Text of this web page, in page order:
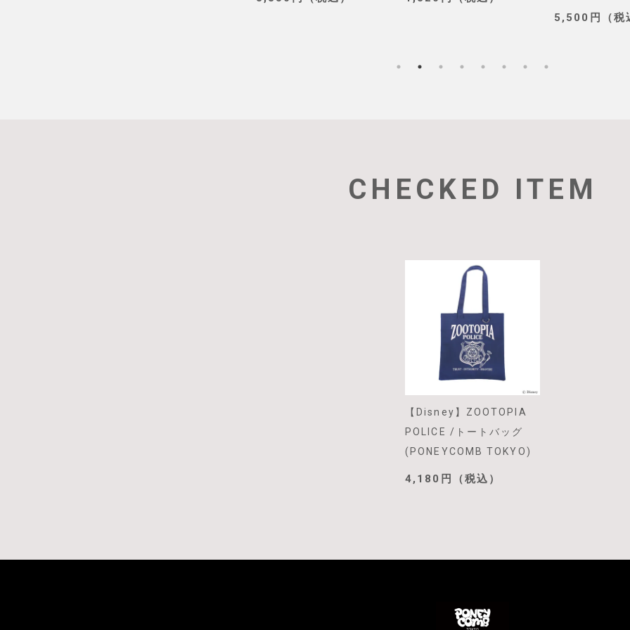
5,500円（税
CHECKED ITEM
【Disney】ZOOTOPIA
POLICE /トートバッグ
(PONEYCOMB TOKYO)
4,180円（税込）